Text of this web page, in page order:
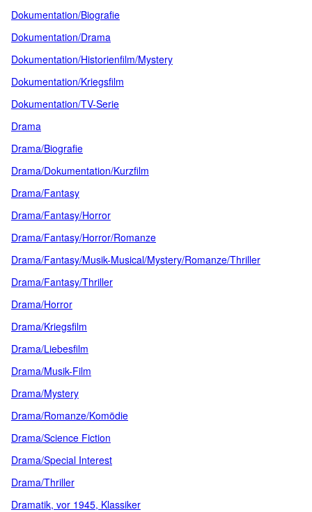
Dokumentation/Biografie
Dokumentation/Drama
Dokumentation/Historienfilm/Mystery
Dokumentation/Kriegsfilm
Dokumentation/TV-Serie
Drama
Drama/Biografie
Drama/Dokumentation/Kurzfilm
Drama/Fantasy
Drama/Fantasy/Horror
Drama/Fantasy/Horror/Romanze
Drama/Fantasy/Musik-Musical/Mystery/Romanze/Thriller
Drama/Fantasy/Thriller
Drama/Horror
Drama/Kriegsfilm
Drama/Liebesfilm
Drama/Musik-Film
Drama/Mystery
Drama/Romanze/Komödie
Drama/Science Fiction
Drama/Special Interest
Drama/Thriller
Dramatik, vor 1945, Klassiker